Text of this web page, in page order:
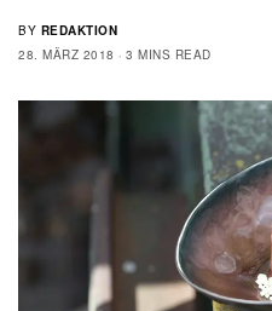
BY REDAKTION
28. MÄRZ 2018
3 MINS READ